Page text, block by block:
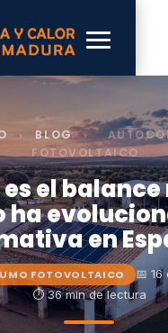
› BLOG ›
FOTOVOLTAICO
es el
ha
en
FOTOVOLTAICO
📅
⏱ 36 min de lectura